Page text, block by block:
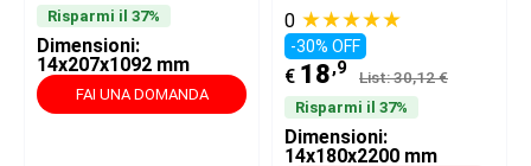
Risparmi il 37%
Dimensioni:
14x207x1092 mm
FAI UNA DOMANDA
0 ★★★★★
-30% OFF
€ 18,9 List: 30,12 €
Risparmi il 37%
Dimensioni:
14x180x2200 mm